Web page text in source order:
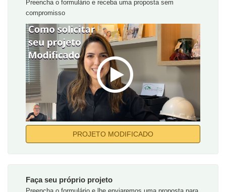
Preencha o formulário e receba uma proposta sem
compromisso
PROJETO MODIFICADO
Faça seu próprio projeto